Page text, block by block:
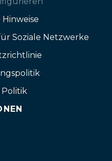
Soziale Netzwerke
Politik